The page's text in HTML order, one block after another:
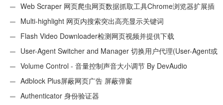
Web Scraper 网页爬虫网页数据抓取工具Chrome浏览器扩展插
件 Multi-highlight 网页内搜索突出高亮显示关键词
Flash Video Downloader检测网页视频并提供下载
User-Agent Switcher and Manager 切换用户代理(User-Agent或
UA)Volume Control - 音量控制声音大小调节 By DevAudio
Adblock Plus屏蔽网页广告 屏蔽弹窗
Authenticator 身份验证器